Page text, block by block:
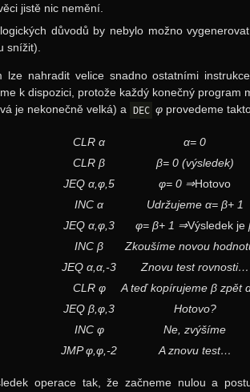
jistě nic nemění.
důvodů by nebylo možno
snížit).
lze nahradit velice snadno ostatními
k dispozici, protože každý konečný
je nekonečně velká) a DEC φ provedeme
CLRα
α= 0
CLRβ β= 0(výsledek)
JEQα ,φ ,5 φ= 0 ⇒Hotovo
INCα Udržujeme α= β+ 1
JEQα ,φ ,3 φ= β+ 1 ⇒Výsledek je
INCβ Zkoušíme novou
JEQα ,α ,-3
Znovu test rovnosti…
CLR φ A teď kopírujemeβ zpět
JEQβ ,φ ,3
Hotovo?
INC φ
Ne, zvýšíme
JMPφ ,φ ,-2 A znovu test…
operace tak, že začneme nulou a